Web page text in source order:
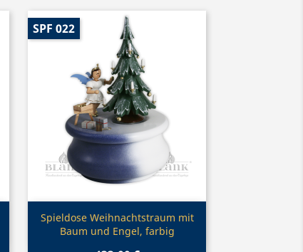
Vorschau
Spieldose Weihnachtstraum mit
Baum und Engel, farbig
SPF 022